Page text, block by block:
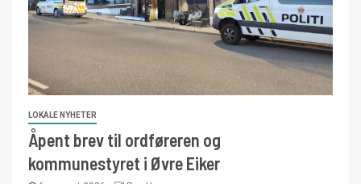
LOKALE NYHETER
Åpent brev til ordføreren og
kommunestyret i Øvre Eiker